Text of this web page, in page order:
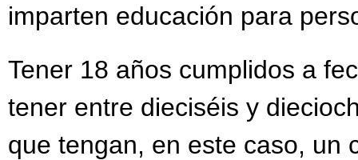
imparten educación para
Tener 18 años cumplidos a
tener entre dieciséis y
que tengan, en este caso, un